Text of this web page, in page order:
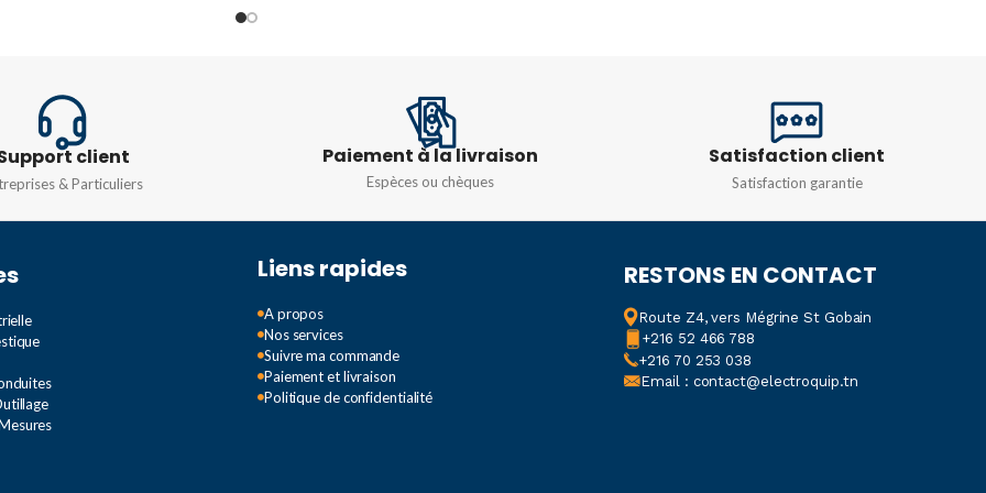
200m/2/20/200/600V
COURANT AC
200/2k/20k/200k/2M/20MΩ
20/200/600A
client
& Particuliers
Paiement à la livraison
Espèces ou chèques
Satisfaction client
Satisfaction garantie
Liens rapides
A propos
Nos services
Suivre ma commande
Paiement et livraison
Politique de confidentialité
RESTONS EN CONTACT
Route Z4, vers Mégrine St Gobain
+216 52 466 788
+216 70 253 038
Email : contact@electroquip.tn